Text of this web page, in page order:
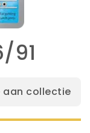
91
aan collectie